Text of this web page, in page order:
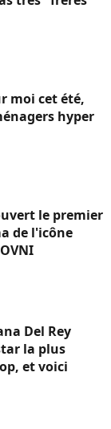
moi cet été,
hyper
le premier
de l'icône
Del Rey
la plus
et voici